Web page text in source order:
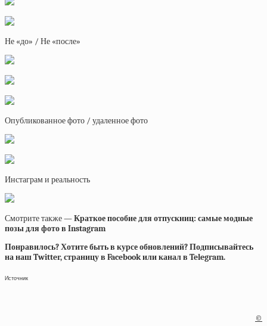
Не «до» / Не «после»
Опубликованное фото / удаленное фото
Инстаграм и реальность
Смотрите также —Краткое пособие для отпускниц: самые модные
позы для фото в Instagram
Понравилось? Хотите быть в курсе обновлений? Подписывайтесь
на наш Twitter, страницу в Facebook или канал в Telegram.
Источник
©